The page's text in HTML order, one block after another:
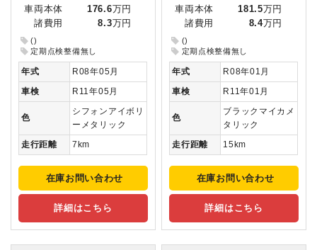
車両本体 176.6 万円
諸費用
8.3 万円
()
定期点検整備無し
年式
R08年05月
車検
R11年05月
色
シフォンアイボリ
ーメタリック
走行距離
7km
在庫お問い合わせ
詳細はこちら
車両本体 181.5 万円
諸費用
8.4万円
()
定期点検整備無し
年式
R08年01月
車検
R11年01月
色
ブラックマイカメ
タリック
走行距離
15km
在庫お問い合わせ
詳細はこちら